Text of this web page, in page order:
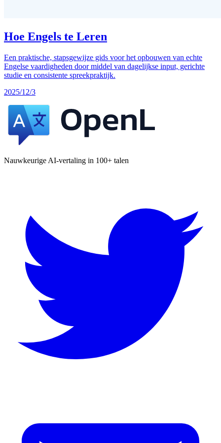
Hoe Engels te Leren
Een praktische, stapsgewijze gids voor het opbouwen van echte
Engelse vaardigheden door middel van dagelijkse input, gerichte
studie en consistente spreekpraktijk.
2025/12/3
Nauwkeurige AI-vertaling in 100+ talen